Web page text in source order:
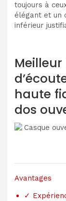
toujours à
élégant et un
inférieur
haute
dos
Avantages
✓